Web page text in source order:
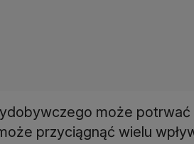
może
przyciągnąć wielu